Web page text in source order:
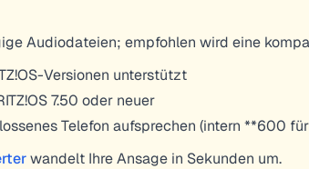
Audiodateien; empfohlen wird eine
Versionen unterstützt
7.50 oder neuer
Telefon aufsprechen (intern **600
wandelt Ihre Ansage in Sekunden um.